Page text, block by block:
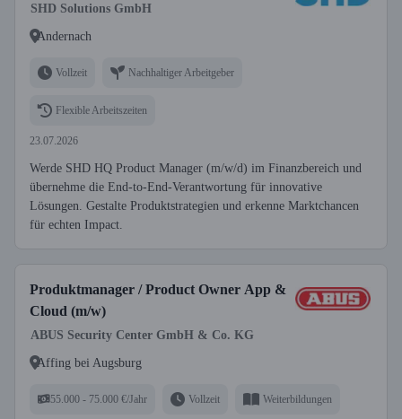
SHD Solutions GmbH
Andernach
Vollzeit Nachhaltiger Arbeitgeber
Flexible Arbeitszeiten
23.07.2026
Werde SHD HQ Product Manager (m/w/d) im Finanzbereich und
übernehme die End-to-End-Verantwortung für innovative
Lösungen. Gestalte Produktstrategien und erkenne Marktchancen
für echten Impact.
Produktmanager / Product Owner App &
Cloud (m/w)
ABUS Security Center GmbH & Co. KG
Affing bei Augsburg
55.000 - 75.000 €/Jahr Vollzeit Weiterbildungen